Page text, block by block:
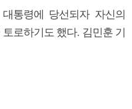
통령에 당선되자 자신의
로하기도 했다. 김민훈 기